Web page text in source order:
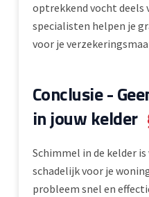
optrekkend vocht deels
specialisten helpen je
voor je
Conclusie -
in jouw kelder
Schimmel in de kelder
schadelijk voor je
probleem snel en